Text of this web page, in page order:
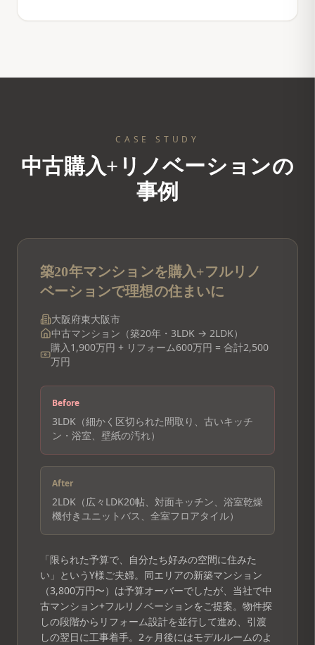
CASE STUDY
中古購入+リノベーションの
事例
築20年マンションを購入+フルリノ
ベーションで理想の住まいに
大阪府東大阪市
中古マンション（築20年・3LDK → 2LDK）
購入1,900万円 + リフォーム600万円 = 合計2,500
万円
Before
3LDK（細かく区切られた間取り、古いキッチ
ン・浴室、壁紙の汚れ）
After
2LDK（広々LDK20帖、対面キッチン、浴室乾燥
機付きユニットバス、全室フロアタイル）
「限られた予算で、自分たち好みの空間に住みた
い」というY様ご夫婦。同エリアの新築マンション
（3,800万円〜）は予算オーバーでしたが、当社で中
古マンション+フルリノベーションをご提案。物件探
しの段階からリフォーム設計を並行して進め、引渡
しの翌日に工事着手。2ヶ月後にはモデルルームのよ